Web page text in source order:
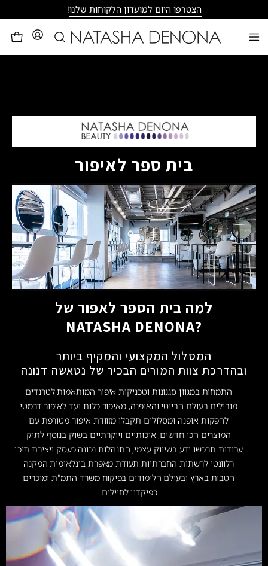
הצטרפו היום למועדון הלקוחות שלנו!
פתיחת
פתיחת
חיפוש
בית ספר לאיפור
למה בית הספר לאפור של
?NATASHA DENONA
המסלול המקצועי והמקיף ביותר
ובהדרכת צוות המורים הבכיר של נטאשה דנונה
התמחות במגוון סגנונות וטכניקות איפור המותאמות לטרנדים
מובילים בעולם הביוטי והאופנה, מאיפור כלות ועד לאיפור דרמטי
להפקות אופנה ומסלולים תקבלו מזוודת איפור מטורפת עם
המוצרים הכי חדשים, איכותיים ויוקרתיים בשוק בנוסף לתיק
עבודות תרכשו ידע בשיווק עצמי, התנהלות נכונה כעסק ויצירת תוכן
רלוונטי לרשתות החברתיות תעודת מאפרת בינלאומית המקנה
הטבות בארץ ובעולם הלימודים בפיקוח משרד התמ"ת ומוכרים
כפיקדון לחיילים.